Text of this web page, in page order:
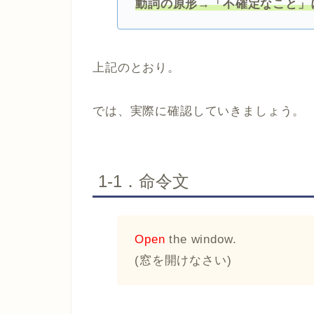
動詞の原形→「不確定なこと」
上記のとおり。
では、実際に確認していきましょう。
1-1．命令文
Open the window.
(窓を開けなさい)